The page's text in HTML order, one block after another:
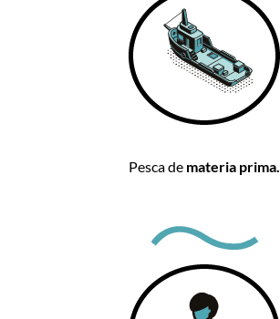
Pesca de materia prima.